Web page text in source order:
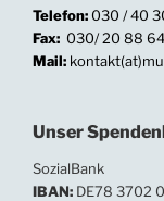
Telefon:030 / 40
Fax: 030/ 20 88
Mail:
Unser
SozialBank
IBAN: DE78 3702